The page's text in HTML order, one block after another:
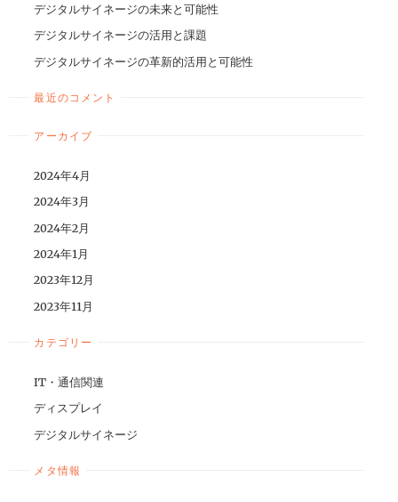
デジタルサイネージの未来と可能性
デジタルサイネージの活用と課題
デジタルサイネージの革新的活用と可能性
最近のコメント
アーカイブ
2024年4月
2024年3月
2024年2月
2024年1月
2023年12月
2023年11月
カテゴリー
IT・通信関連
ディスプレイ
デジタルサイネージ
メタ情報